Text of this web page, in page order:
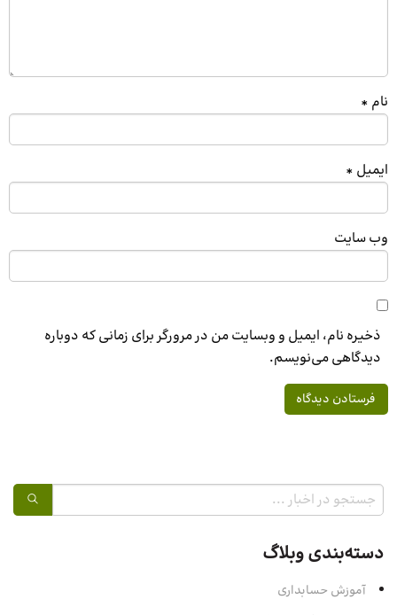
نام *
ایمیل *
وب‌ سایت
ذخیره نام، ایمیل و وبسایت من در مرورگر برای زمانی که دوباره
دیدگاهی می‌نویسم.
دسته‌بندی وبلاگ
آموزش حسابداری